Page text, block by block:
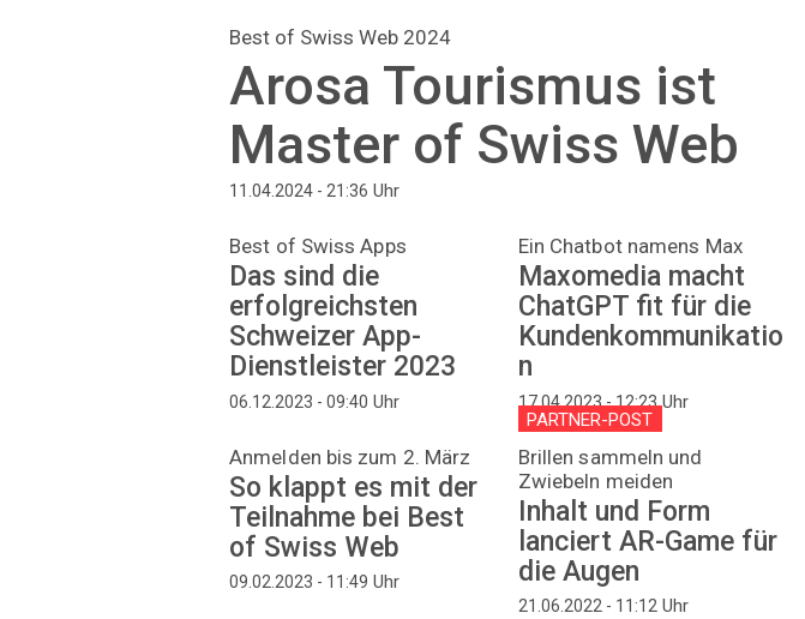
Best of Swiss Web 2024
Arosa Tourismus ist
Master of Swiss Web
11.04.2024 - 21:36 Uhr
Best of Swiss Apps
Das sind die
erfolgreichsten
Schweizer App-
Dienstleister 2023
06.12.2023 - 09:40 Uhr
Ein Chatbot namens Max
Maxomedia macht
ChatGPT fit für die
Kundenkommunikatio
n
17.04.2023 - 12:23Uhr
Anmelden bis zum 2. März
So klappt es mit der
Teilnahme bei Best
of Swiss Web
09.02.2023 - 11:49 Uhr
PARTNER-POST
Brillen sammeln und
Zwiebeln meiden
Inhalt und Form
lanciert AR-Game für
die Augen
21.06.2022 - 11:12Uhr